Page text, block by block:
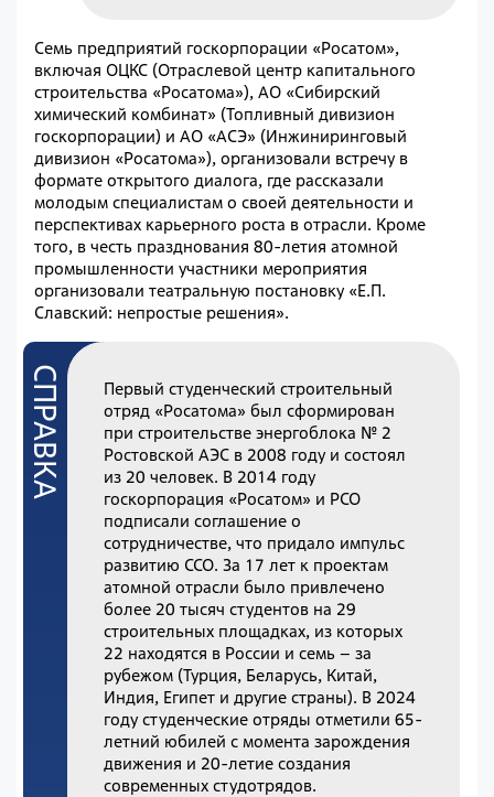
Семь предприятий госкорпорации «Росатом»,
включая ОЦКС (Отраслевой центр капитального
строительства «Росатома»), АО «Сибирский
химический комбинат» (Топливный дивизион
госкорпорации) и АО «АСЭ» (Инжиниринговый
дивизион «Росатома»), организовали встречу в
формате открытого диалога, где рассказали
молодым специалистам о своей деятельности и
перспективах карьерного роста в отрасли. Кроме
того, в честь празднования 80-летия атомной
промышленности участники мероприятия
организовали театральную постановку «Е.П.
Славский: непростые решения».
Первый студенческий строительный
отряд «Росатома» был сформирован
при строительстве энергоблока № 2
Ростовской АЭС в 2008 году и состоял
из 20 человек. В 2014 году
госкорпорация «Росатом» и РСО
подписали соглашение о
сотрудничестве, что придало импульс
развитию ССО. За 17 лет к проектам
атомной отрасли было привлечено
более 20 тысяч студентов на 29
строительных площадках, из которых
22 находятся в России и семь – за
рубежом (Турция, Беларусь, Китай,
Индия, Египет и другие страны). В 2024
году студенческие отряды отметили 65-
летний юбилей с момента зарождения
движения и 20-летие создания
современных студотрядов.